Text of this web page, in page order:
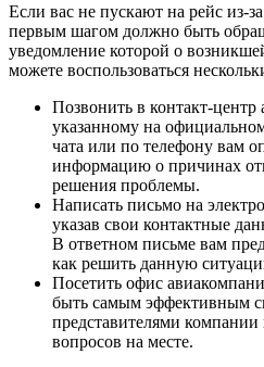
Если вас не пускают на рейс из-
первым шагом должно быть
уведомление которой о
можете воспользоваться
Позвонить в контакт-
указанному на
чата или по телефону вам
информацию о причинах
решения проблемы.
Написать письмо на
указав свои контактные
В ответном письме вам
как решить данную
Посетить офис
быть самым эффективным
представителями
вопросов на месте.